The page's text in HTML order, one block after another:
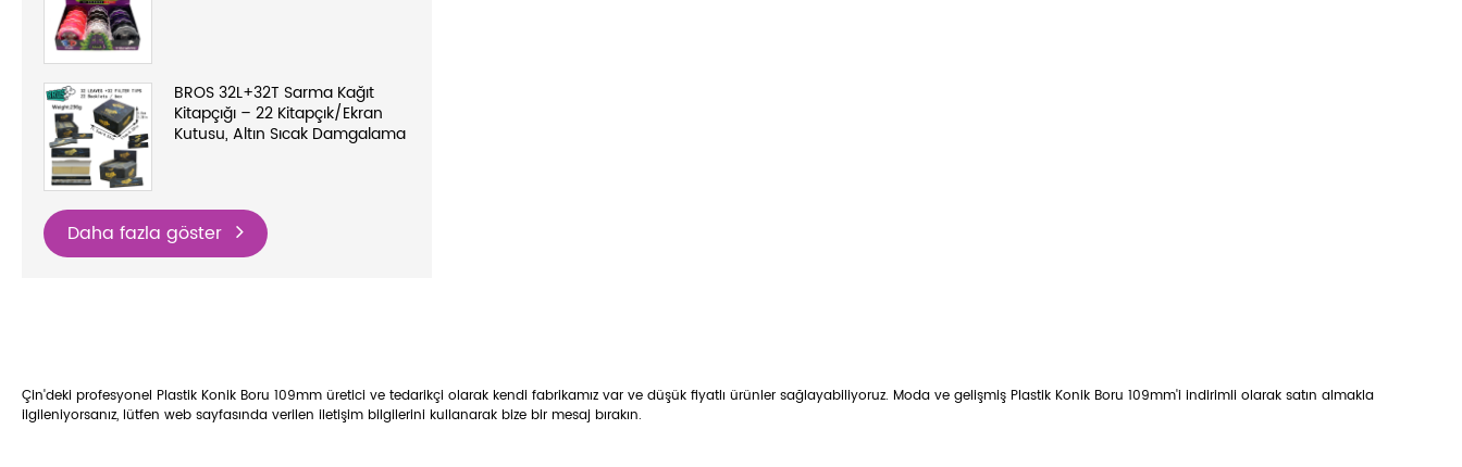
BROS 32L+32T Sarma Kağıt
Kitapçığı – 22 Kitapçık/Ekran
Kutusu, Altın Sıcak Damgalama
Daha fazla göster
Çin'deki profesyonel Plastik Konik Boru 109mm üretici ve tedarikçi olarak kendi fabrikamız var ve düşük fiyatlı ürünler sağlayabiliyoruz. Moda ve gelişmiş Plastik Konik Boru 109mm'i indirimli olarak satın almakla
ilgileniyorsanız, lütfen web sayfasında verilen iletişim bilgilerini kullanarak bize bir mesaj bırakın.